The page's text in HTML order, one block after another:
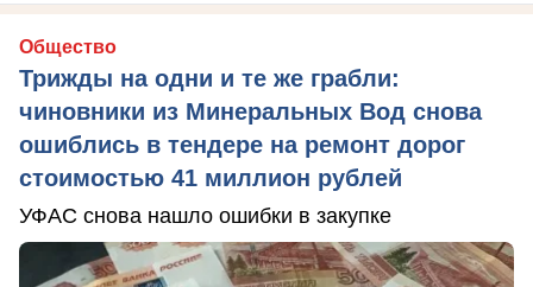
Общество
Трижды на одни и те же грабли:
чиновники из Минеральных Вод снова
ошиблись в тендере на ремонт дорог
стоимостью 41 миллион рублей
УФАС снова нашло ошибки в закупке